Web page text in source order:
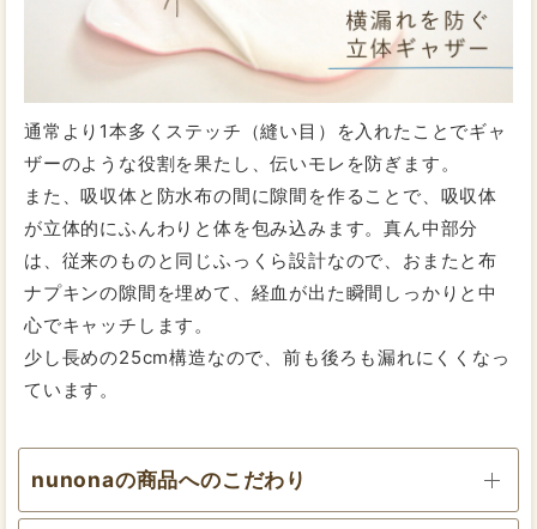
2020/11/05
投稿者：すさん
おすすめレベル：★★★★★
尿もれに
オリモノ及び尿もれパッドとして使用しています。
おりものシートとしては厚いですが尿もれパッド兼用と
しては安心も出来ます。
経済的ですし何より肌に優しいので毎日使っても肌荒れ
には無縁です。
もっと早く使っていれば良かった。
2020/07/14
柔らかさと温かさが好きです
他社の物やハンドメイドの物など数種類布ナプキンを持
っていますが、これが一番肌あたりが良く柔らか、温か
通常より1本多くステッチ（縫い目）を入れたことでギャ
ザーのような役割を果たし、伝いモレを防ぎます。
また、吸収体と防水布の間に隙間を作ることで、吸収体
が立体的にふんわりと体を包み込みます。真ん中部分
は、従来のものと同じふっくら設計なので、おまたと布
ナプキンの隙間を埋めて、経血が出た瞬間しっかりと中
心でキャッチします。
少し長めの25cm構造なので、前も後ろも漏れにくくなっ
ています。
nunonaの商品へのこだわり